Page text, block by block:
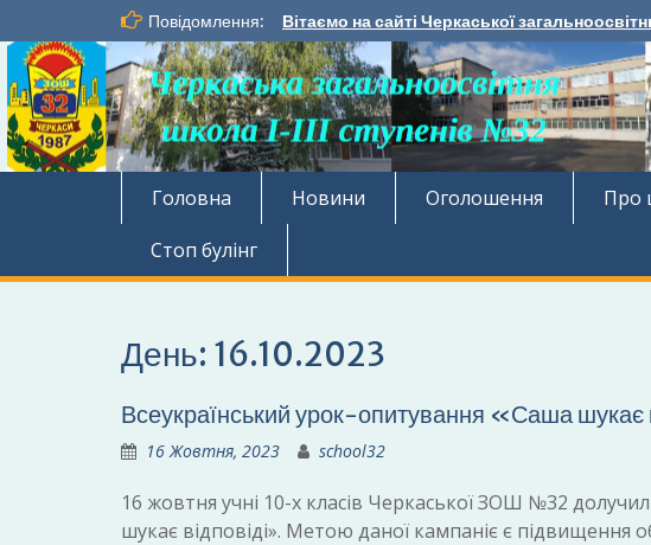
до
вмісту
Повідомлення: Вітаємо на сайті Черкаської
Головна Новини Оголошення Про
Стоп булінг
День: 16.10.2023
Всеукраїнський урок-опитування «Саша шукає
16 Жовтня, 2023 school32
16 жовтня учні 10-х класів Черкаської ЗОШ №32
шукає відповіді». Метою даної кампаніє є підвищення